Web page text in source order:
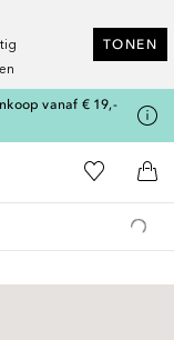
TONEN
vanaf € 19,-
Naar Douglas Home
Naar Mijn